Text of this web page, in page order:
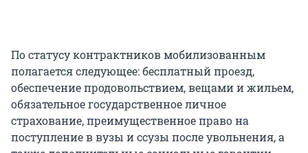
По статусу контрактников мобилизованным
полагается следующее: бесплатный проезд,
обеспечение продовольствием, вещами и жильем,
обязательное государственное личное
страхование, преимущественное право на
поступление в вузы и ссузы после увольнения, а